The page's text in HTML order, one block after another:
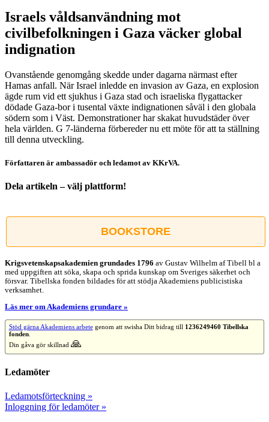
Israels våldsanvändning mot
civilbefolkningen i Gaza väcker global
indignation
Ovanstående genomgång skedde under dagarna närmast efter
Hamas anfall. När Israel inledde en invasion av Gaza, en explosion
ägde rum vid ett sjukhus i Gaza stad och israeliska flygattacker
dödade Gaza-bor i tusental växte indignationen såväl i den globala
södern som i Väst. Demonstrationer har skakat huvudstäder över
hela världen. G 7-länderna förbereder nu ett möte för att ta ställning
till denna utveckling.
Författaren är ambassadör och ledamot av KKrVA.
Dela artikeln – välj plattform!
post
BOOKSTORE
Krigsvetenskap­sakademien grundades 1796 av Gustav Wilhelm af Tibell bl a
med uppgiften att söka, skapa och sprida kunskap om Sveriges säkerhet och
försvar. Tibellska fonden bildades för att stödja Akademiens publicistiska
verksamhet.
Läs mer om Akademiens grundare »
Stöd gärna Akademiens arbetegenom att swisha Ditt bidrag till 1236249460 Tibellska
fonden.
Din gåva gör skillnad 🙏
Ledamöter
Ledamotsförteckning »
Inloggning för ledamöter »